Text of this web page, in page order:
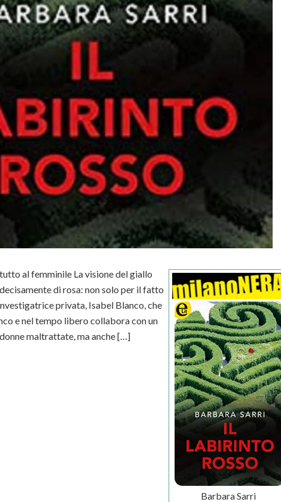
Barbara Sarri
al femminile La visione del giallo
di rosa: non solo per il fatto
privata, Isabel Blanco, che
e nel tempo libero collabora con un
maltrattate, ma anche […]